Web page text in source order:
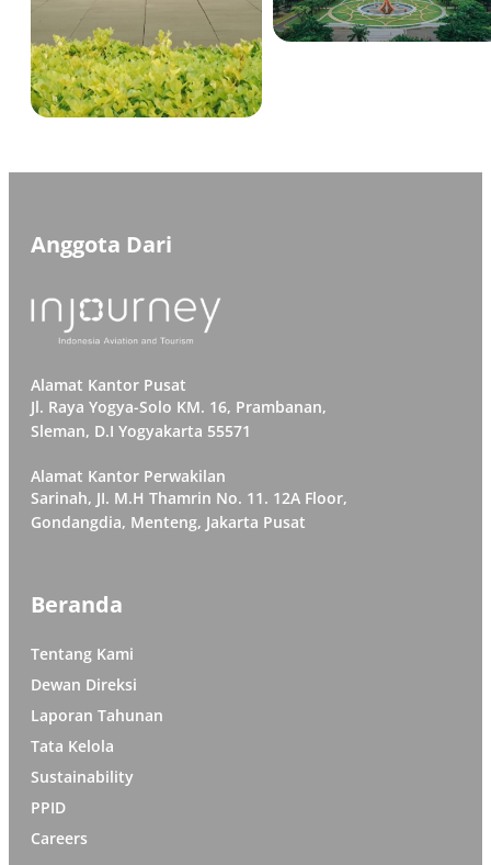
Anggota Dari
Alamat Kantor Pusat
Jl. Raya Yogya-Solo KM. 16, Prambanan,
Sleman, D.I Yogyakarta 55571
Alamat Kantor Perwakilan
Sarinah, JI. M.H Thamrin No. 11. 12A Floor,
Gondangdia, Menteng, Jakarta Pusat
Beranda
Tentang Kami
Dewan Direksi
Laporan Tahunan
Tata Kelola
Sustainability
PPID
Careers